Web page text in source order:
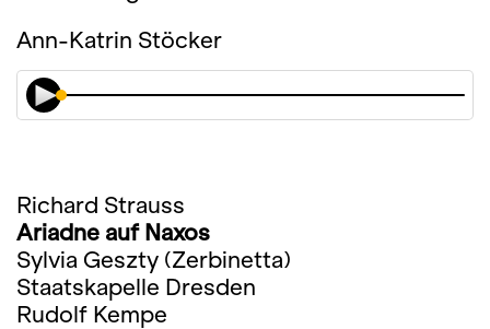
Ann-Katrin Stöcker
Richard Strauss
Ariadne auf Naxos
Sylvia Geszty (Zerbinetta)
Staatskapelle Dresden
Rudolf Kempe